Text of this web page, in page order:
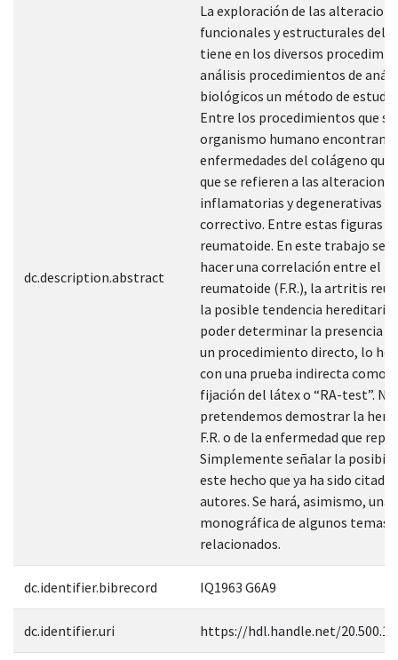
dc.description.abstract
La exploración de las
funcionales y estructurales del
tiene en los diversos
análisis procedimientos de
biológicos un método de
Entre los procedimientos que
organismo humano
enfermedades del colágeno que
que se refieren a las alteraciones
inflamatorias y degenerativas
correctivo. Entre estas figuras
reumatoide. En este trabajo se
hacer una correlación entre el
reumatoide (F.R.), la artritis
la posible tendencia hereditaria.
poder determinar la presencia
un procedimiento directo, lo
con una prueba indirecta como
fijación del látex o “RA-test”. No
pretendemos demostrar la
F.R. o de la enfermedad que
Simplemente señalar la
este hecho que ya ha sido
autores. Se hará, asimismo, una
monográfica de algunos temas
relacionados.
dc.identifier.bibrecord IQ1963 G6A9
dc.identifier.uri https://hdl.handle.net/